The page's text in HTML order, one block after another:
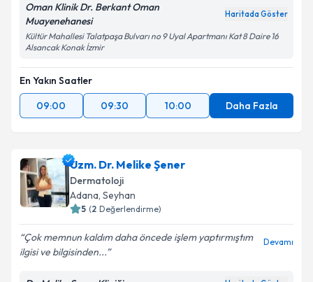
Oman Klinik Dr. Berkant Oman
Muayenehanesi
Haritada Göster
Kültür Mahallesi Talatpaşa Bulvarı no 9 Uyal Apartmanı Kat 8 Daire 16
Alsancak Konak İzmir
En Yakın Saatler
09:00
09:30 10:00 Daha Fazla
Uzm. Dr. Melike Şener
Dermatoloji
Adana, Seyhan
5 (2 Değerlendirme)
Çok memnun kaldım daha öncede işlem yaptırmıştım
ilgisi ve bilgisinden...
Devamı